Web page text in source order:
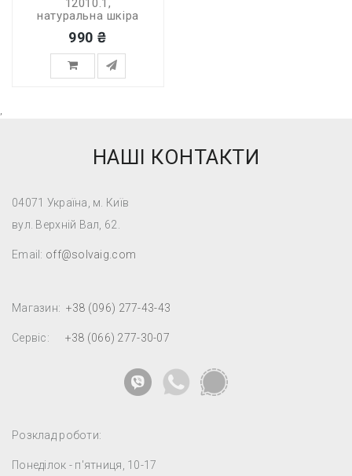
12010.1,
натуральна шкіра
990 ₴
,
НАШІ КОНТАКТИ
04071 Україна, м. Київ
вул. Верхній Вал, 62.
Email: off@solvaig.com
Магазин: +38 (096) 277-43-43
Сервіс: +38 (066) 277-30-07
Розклад роботи:
Понеділок - п'ятниця, 10-17